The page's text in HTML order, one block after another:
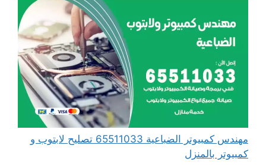
مهندس كمبيوتر الضباعية 65511033 تصليح لابتوب و
كمبيوتر بالمنزل